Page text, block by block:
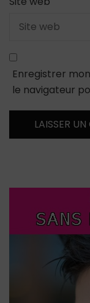
Enregistrer
le navigateur